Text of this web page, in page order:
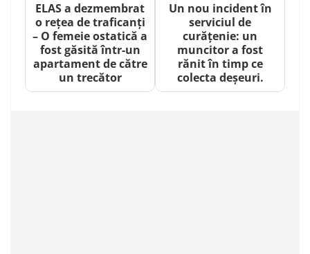
ELAS a dezmembrat
o rețea de traficanți
– O femeie ostatică a
fost găsită într-un
apartament de către
un trecător
Un nou incident în
serviciul de
curățenie: un
muncitor a fost
rănit în timp ce
colecta deșeuri.